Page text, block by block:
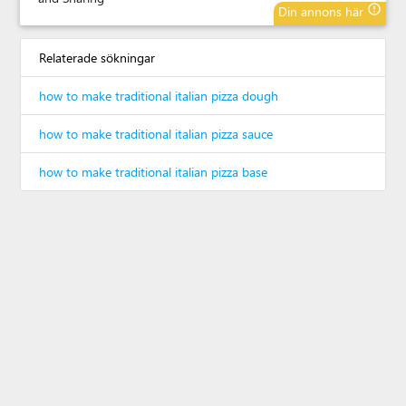
Din annons här error_outline
Relaterade sökningar
how to make traditional italian pizza dough
how to make traditional italian pizza sauce
how to make traditional italian pizza base